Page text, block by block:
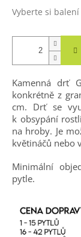
Vyberte si balení
Kamenná drť
konkrétně z
cm. Drť se
k obsypání
na hroby. Je
květináčů nebo
Minimální
pytle.